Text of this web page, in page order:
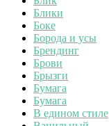
Блики
Боке
Борода и усы
Брендинг
Брови
Брызги
Бумага
Бумага
В едином стиле